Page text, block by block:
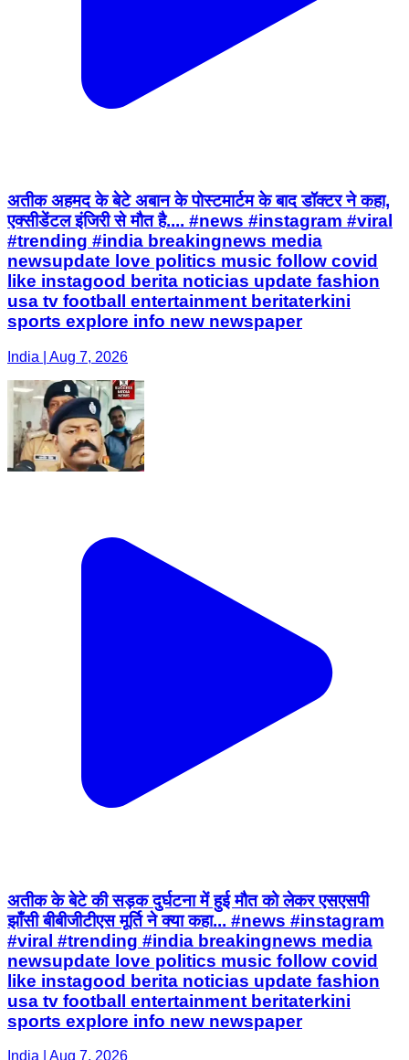
अतीक अहमद के बेटे अबान के पोस्टमार्टम के बाद डॉक्टर ने कहा,
एक्सीडेंटल इंजिरी से मौत है.... #news #instagram #viral
#trending #india breakingnews media
newsupdate love politics music follow covid
like instagood berita noticias update fashion
usa tv football entertainment beritaterkini
sports explore info new newspaper
India | Aug 7, 2026
अतीक के बेटे की सड़क दुर्घटना में हुई मौत को लेकर एसएसपी
झाँसी बीबीजीटीएस मूर्ति ने क्या कहा... #news #instagram
#viral #trending #india breakingnews media
newsupdate love politics music follow covid
like instagood berita noticias update fashion
usa tv football entertainment beritaterkini
sports explore info new newspaper
India | Aug 7, 2026